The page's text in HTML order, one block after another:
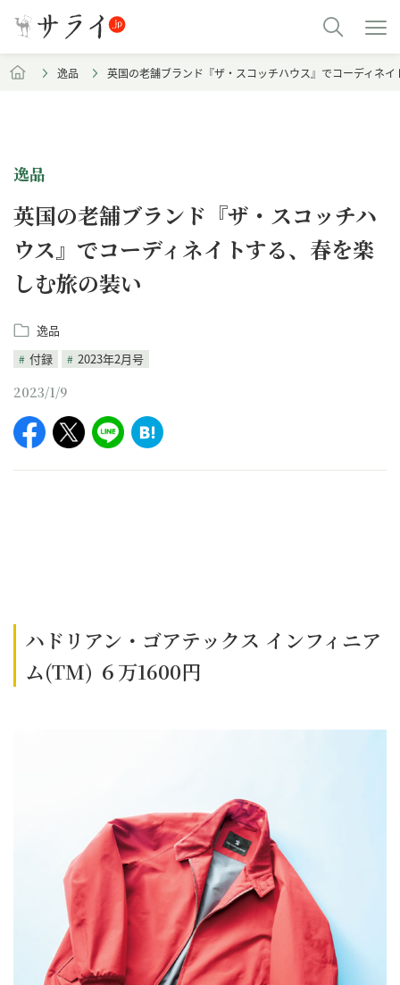
逸品 英国の老舗ブランド『ザ・スコッチハウス』でコーディネ
逸品
英国の老舗ブランド『ザ・スコッチハ
ウス』でコーディネイトする、春を楽
しむ旅の装い
逸品
付録
2023年2月号
2023/1/9
ハドリアン・ゴアテックス インフィニア
ム(TM) ６万1600円